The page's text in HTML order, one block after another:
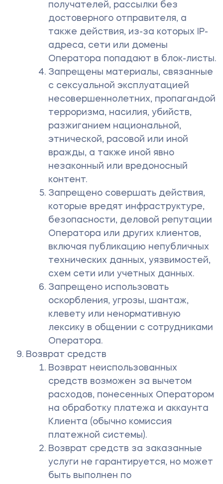
получателей, рассылки без
достоверного отправителя, а
также действия, из-за которых IP-
адреса, сети или домены
Оператора попадают в блок-листы.
Запрещены материалы, связанные
с сексуальной эксплуатацией
несовершеннолетних, пропагандой
терроризма, насилия, убийств,
разжиганием национальной,
этнической, расовой или иной
вражды, а также иной явно
незаконный или вредоносный
контент.
Запрещено совершать действия,
которые вредят инфраструктуре,
безопасности, деловой репутации
Оператора или других клиентов,
включая публикацию непубличных
технических данных, уязвимостей,
схем сети или учетных данных.
Запрещено использовать
оскорбления, угрозы, шантаж,
клевету или ненормативную
лексику в общении с сотрудниками
Оператора.
Возврат средств
Возврат неиспользованных
средств возможен за вычетом
расходов, понесенных Оператором
на обработку платежа и аккаунта
Клиента (обычно комиссия
платежной системы).
Возврат средств за заказанные
услуги не гарантируется, но может
быть выполнен по